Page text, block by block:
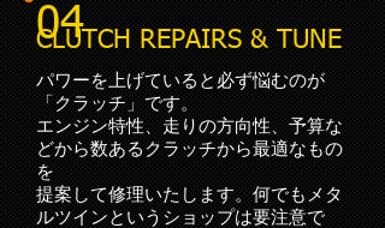
04
CLUTCH REPAIRS & TUNE
パワーを上げていると必ず悩むのが
「クラッチ」です。
エンジン特性、走りの方向性、予算な
どから数あるクラッチから最適なもの
を
​提案して修理いたします。何でもメタ
ルツインというショップは要注意で